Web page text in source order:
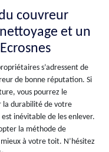
couvreur
et un
s’adressent de
de bonne réputation. Si
vous pourrez le
la durabilité de votre
inévitable de les enlever.
la méthode de
à votre toit. N’hésitez